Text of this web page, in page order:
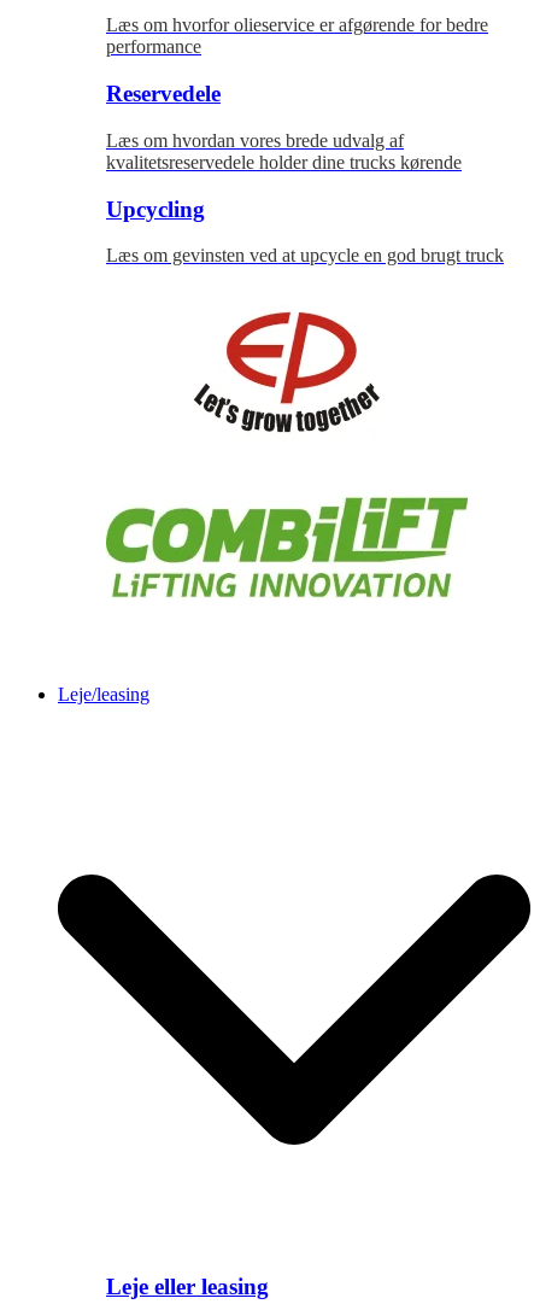
Læs om hvorfor olieservice er afgørende for bedre
performance
Reservedele
Læs om hvordan vores brede udvalg af
kvalitetsreservedele holder dine trucks kørende
Upcycling
Læs om gevinsten ved at upcycle en god brugt truck
Leje/leasing
Leje eller leasing